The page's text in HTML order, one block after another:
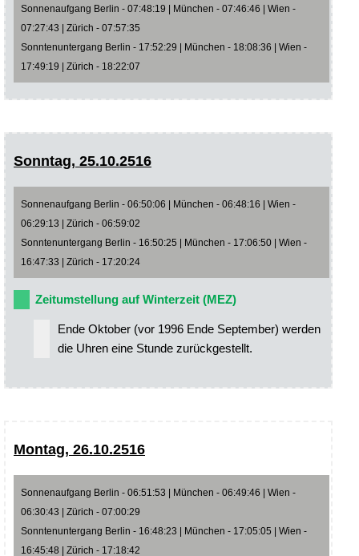
Sonnenaufgang Berlin - 07:48:19 | München - 07:46:46 | Wien -
07:27:43 | Zürich - 07:57:35
Sonntenuntergang Berlin - 17:52:29 | München - 18:08:36 | Wien -
17:49:19 | Zürich - 18:22:07
Sonntag, 25.10.2516
Sonnenaufgang Berlin - 06:50:06 | München - 06:48:16 | Wien -
06:29:13 | Zürich - 06:59:02
Sonntenuntergang Berlin - 16:50:25 | München - 17:06:50 | Wien -
16:47:33 | Zürich - 17:20:24
Zeitumstellung auf Winterzeit (MEZ)
Ende Oktober (vor 1996 Ende September) werden
die Uhren eine Stunde zurückgestellt.
Montag, 26.10.2516
Sonnenaufgang Berlin - 06:51:53 | München - 06:49:46 | Wien -
06:30:43 | Zürich - 07:00:29
Sonntenuntergang Berlin - 16:48:23 | München - 17:05:05 | Wien -
16:45:48 | Zürich - 17:18:42